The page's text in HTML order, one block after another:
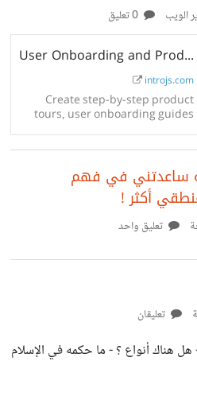
الويب
User Onboarding and Product Walkthrough Library | Intro.js
introjs.com
Create step-by-step product
tours, user onboarding guides
easily. Intro.js is a lightweight,
ساعدتني في فهم
أكثر !
تعليق واحد
تعليقان
هناك أنواع ؟ - ما حكمه في اﻹسلام